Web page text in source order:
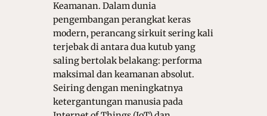
Keamanan. Dalam dunia
pengembangan perangkat keras
modern, perancang sirkuit sering kali
terjebak di antara dua kutub yang
saling bertolak belakang: performa
maksimal dan keamanan absolut.
Seiring dengan meningkatnya
ketergantungan manusia pada